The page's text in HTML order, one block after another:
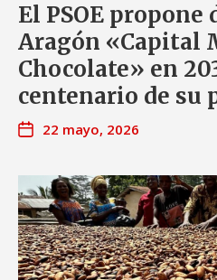
El PSOE propone
Aragón «Capital
Chocolate» en
centenario de su
22 mayo, 2026